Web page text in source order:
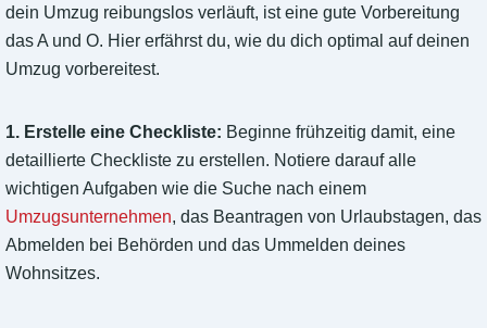
dein Umzug reibungslos verläuft, ist eine gute Vorbereitung
das A und O. Hier erfährst du, wie du dich optimal auf deinen
Umzug vorbereitest.
1. Erstelle eine Checkliste: Beginne frühzeitig damit, eine
detaillierte Checkliste zu erstellen. Notiere darauf alle
wichtigen Aufgaben wie die Suche nach einem
Umzugsunternehmen, das Beantragen von Urlaubstagen, das
Abmelden bei Behörden und das Ummelden deines
Wohnsitzes.